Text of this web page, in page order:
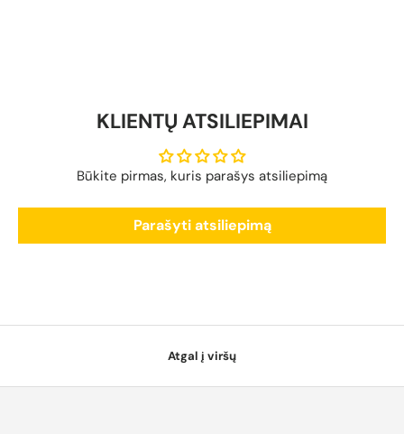
KLIENTŲ ATSILIEPIMAI
Būkite pirmas, kuris parašys atsiliepimą
Parašyti atsiliepimą
Atgal į viršų